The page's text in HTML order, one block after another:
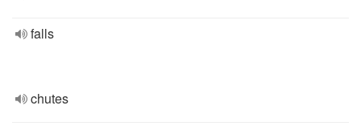
falls
chutes